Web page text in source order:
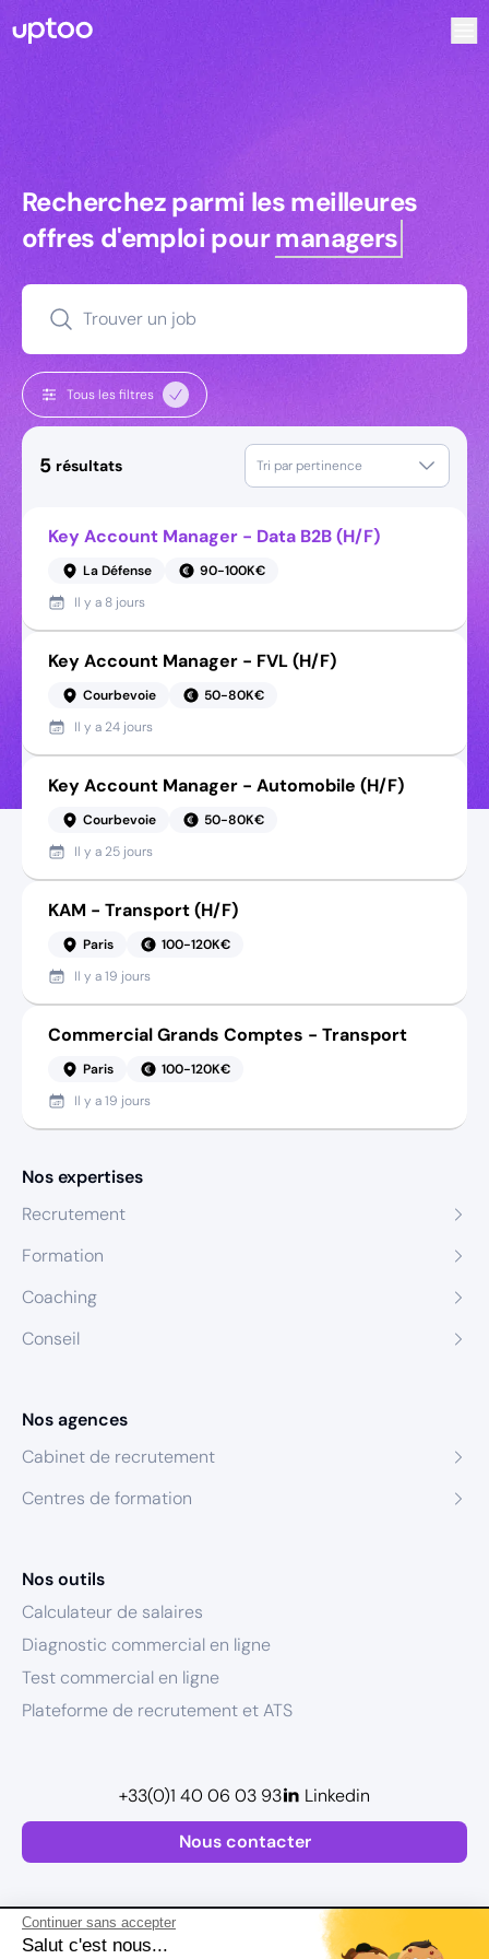
Continuer sans accepter
Salut c'est nous...
Recherchez parmi les meilleures
Recherchez parmi les meilleures
offres d'emploi pourmanagers
Trouver un job
Tous les filtres
5 résultats Tri par pertinence
Key Account Manager - Data B2B (H/F)
La Défense
90-100K€
Il y a 8 jours
Key Account Manager - FVL (H/F)
Courbevoie
50-80K€
Il y a 24 jours
Key Account Manager - Automobile (H/F)
Courbevoie
50-80K€
Il y a 25 jours
KAM - Transport (H/F)
Paris
100-120K€
Il y a19 jours
Commercial Grands Comptes - Transport
Paris
100-120K€
Il y a19 jours
Nos expertises
Recrutement
Formation
Coaching
Conseil
Nos agences
Cabinet de recrutement
Centres de formation
Nos outils
Calculateur de salaires
Diagnostic commercial en ligne
Test commercial en ligne
Plateforme de recrutement et ATS
Nous contacter
+33(0)1 40 06 03 93 Linkedin